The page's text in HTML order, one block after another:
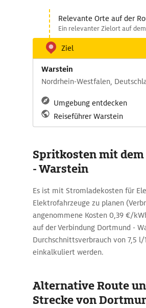
Relevante Orte auf der
Ein relevanter Zielort auf
Ziel
Warstein
Nordrhein-Westfalen,
Umgebung entdecken
Reiseführer Warstein
Spritkosten mit
- Warstein
Es ist mit Stromladekosten für
Elektrofahrzeuge zu planen
angenommene Kosten 0,39 €/
auf der Verbindung Dortmund -
Durchschnittsverbrauch von 7,5
einkalkuliert werden.
Alternative Route
Strecke von